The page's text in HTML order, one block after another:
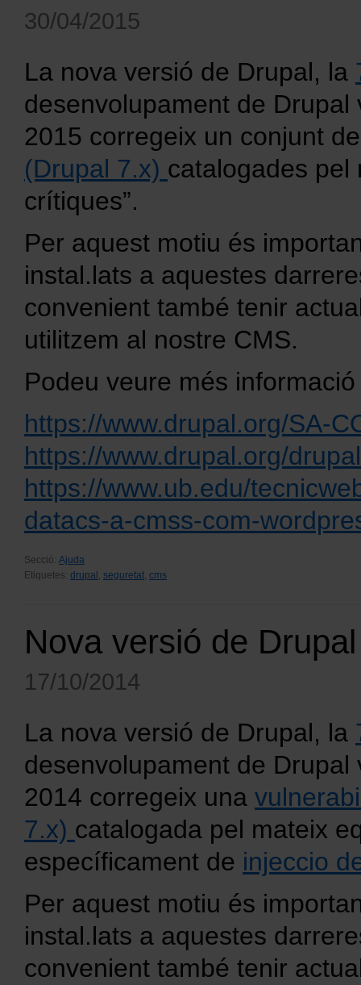
30/04/2015
La nova versió de Drupal, la
desenvolupament de
2015 corregeix un conjunt
(Drupal 7.x) catalogades pel
crítiques”.
Per aquest motiu és
instal.lats a aquestes
convenient també tenir
utilitzem al nostre CMS.
Podeu veure més
https://www.drupal.org/SA-
https://www.drupal.org/
https://www.ub.edu/
datacs-a-cmss-com-
Secció: Ajuda
Etiquetes: drupal , seguretat, cms
Nova versió de
17/10/2014
La nova versió de Drupal, la
desenvolupament de Drupal
2014 corregeix una
7.x) catalogada pel mateix
específicament de injeccio
Per aquest motiu és
instal.lats a aquestes
convenient també tenir